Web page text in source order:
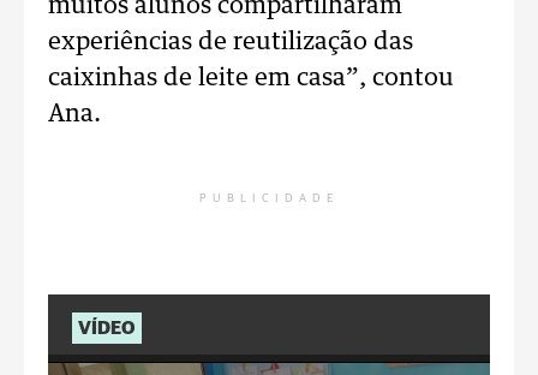
muitos alunos compartilharam
experiências de reutilização das
caixinhas de leite em casa”, contou
Ana.
PUBLICIDADE
VÍDEO